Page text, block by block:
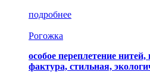
подробнее
Рогожка
особое переплетение
фактура, стильная,